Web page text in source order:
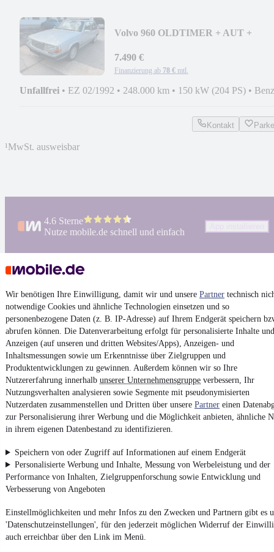
Wir benötigen Ihre Einwilligung, damit wir und unsere Partner technisch
notwendige Cookies und ähnliche Technologien einsetzen und so
personenbezogene Daten (z. B. IP-Adresse) auf Ihrem Endgerät speichern
abrufen können. Die Datenverarbeitung erfolgt für personalisierte Inhalte und
Anzeigen (auf unseren und dritten Websites/Apps), Anzeigen- und
Inhaltsmessungen sowie um Erkenntnisse über Zielgruppen und
Produktentwicklungen zu gewinnen. Außerdem können wir so Ihre
Nutzererfahrung innerhalb unserer Unternehmensgruppe verbessern, Ihr
Nutzungsverhalten analysieren sowie Segmente mit pseudonymisierten
Nutzerdaten zusammenstellen und Dritten über unsere Partner einen
zur Personalisierung ihrer Werbung und die Möglichkeit anbieten, ähnliche
in ihrem eigenen Datenbestand zu identifizieren.
Speichern von oder Zugriff auf Informationen auf einem Endgerät
Personalisierte Werbung und Inhalte, Messung von Werbeleistung und der
Performance von Inhalten, Zielgruppenforschung sowie Entwicklung und
Verbesserung von Angeboten
Einstellmöglichkeiten und mehr Infos zu den Zwecken und Partnern gibt es
'Datenschutzeinstellungen', für den jederzeit möglichen Widerruf der
auch erreichbar über den Link im Menü.
Volvo 960 OLDTIMER + AUT +
7.490 €
Finanzierung ab 78 € mtl.
Unfallfrei • EZ 02/1992 • 248.000 km • 150 kW (204 PS) •
Kontakt
¹MwSt. ausweisbar
4.6 Sterne
Nutze mobile.de schnell und einfach
Impressum
AGB
Vertrag widerrufen
Datenschutz
Datenschutzeinstellungen
Erklärung zur Barrierefreiheit
Report Security Vulnerability (English)
Powered by
EntdeckeKleinwagen ,SUVundWohnmobileund mehr bei
mobile.de